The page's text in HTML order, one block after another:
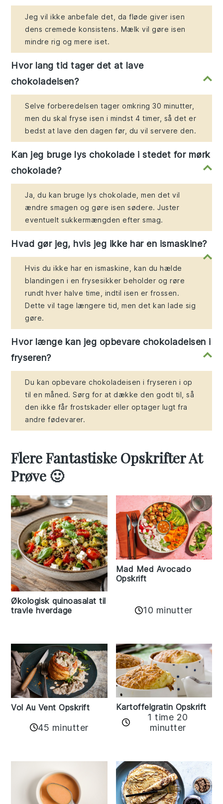
Jeg vil ikke anbefale det, da fløde giver isen
dens cremede konsistens. Mælk vil gøre isen
mindre rig og mere iset.
Hvor lang tid tager det at lave
chokoladeisen?
Selve forberedelsen tager omkring 30 minutter,
men du skal fryse isen i mindst 4 timer, så det er
bedst at lave den dagen før, du vil servere den.
Kan jeg bruge lys chokolade i stedet for mørk
chokolade?
Ja, du kan bruge lys chokolade, men det vil
ændre smagen og gøre isen sødere. Juster
eventuelt sukkermængden efter smag.
Hvad gør jeg, hvis jeg ikke har en ismaskine?
Hvis du ikke har en ismaskine, kan du hælde
blandingen i en frysesikker beholder og røre
rundt hver halve time, indtil isen er frossen.
Dette vil tage længere tid, men det kan lade sig
gøre.
Hvor længe kan jeg opbevare chokoladeisen i
fryseren?
Du kan opbevare chokoladeisen i fryseren i op
til en måned. Sørg for at dække den godt til, så
den ikke får frostskader eller optager lugt fra
andre fødevarer.
Flere Fantastiske Opskrifter At
Prøve 🙂
Økologisk quinoasalat til
travle hverdage
Mad Med Avocado
Opskrift
10 minutter
Vol Au Vent Opskrift
45 minutter
Kartoffelgratin Opskrift
1 time 20
minutter